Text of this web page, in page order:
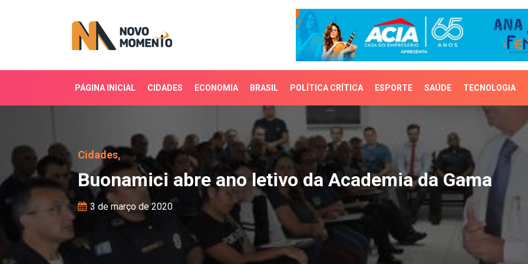
PÁGINA INICIAL CIDADES ECONOMIA BRASIL POLÍTICA CRÍTICA ESPORTE SAÚDE TECNOLOGIA
Buonamici abre ano letivo da Academia da
Cidades,
Buonamici abre ano letivo da Academia da Gama
3 de março de 2020